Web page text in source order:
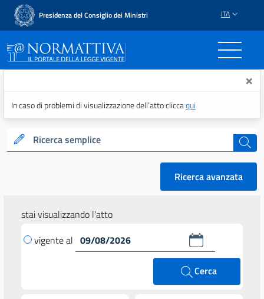
Presidenza del Consiglio dei Ministri ITA
Normattiva - Il portale ×
In caso di problemi di visualizzazione dell’atto cliccaqui
Ricerca semplice cerca
Ricerca avanzata
stai visualizzando l'atto
vigente al
Cerca